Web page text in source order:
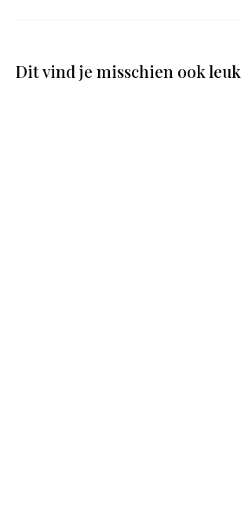
Dit vind je misschien ook leuk